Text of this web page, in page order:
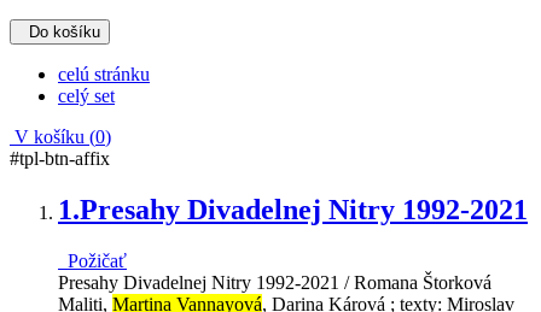
Do košíku
celú stránku
celý set
V košíku (0)
#tpl-btn-affix
1.Presahy Divadelnej Nitry 1992-2021
Požičať
Presahy Divadelnej Nitry 1992-2021 / Romana Štorková
Maliti, Martina Vannayová, Darina Kárová ; texty: Miroslav